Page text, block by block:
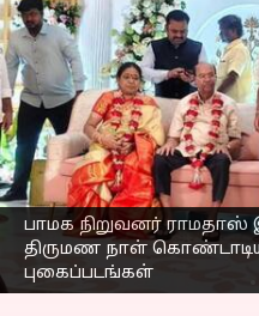
பாமக நிறுவனர்
திருமண நாள்
புகைப்படங்கள்
பாமக
நாள்
வெளியான
என்ன?
எழுதியவர்